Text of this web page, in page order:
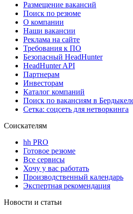
Размещение вакансий
Поиск по резюме
О компании
Наши вакансии
Реклама на сайте
Требования к ПО
Безопасный HeadHunter
HeadHunter API
Партнерам
Инвесторам
Каталог компаний
Поиск по вакансиям в
Сетка: соцсеть для нетворкинга
Соискателям
hh PRO
Готовое резюме
Все сервисы
Хочу у вас работать
Производственный календарь
Экспертная рекомендация
Новости и статьи